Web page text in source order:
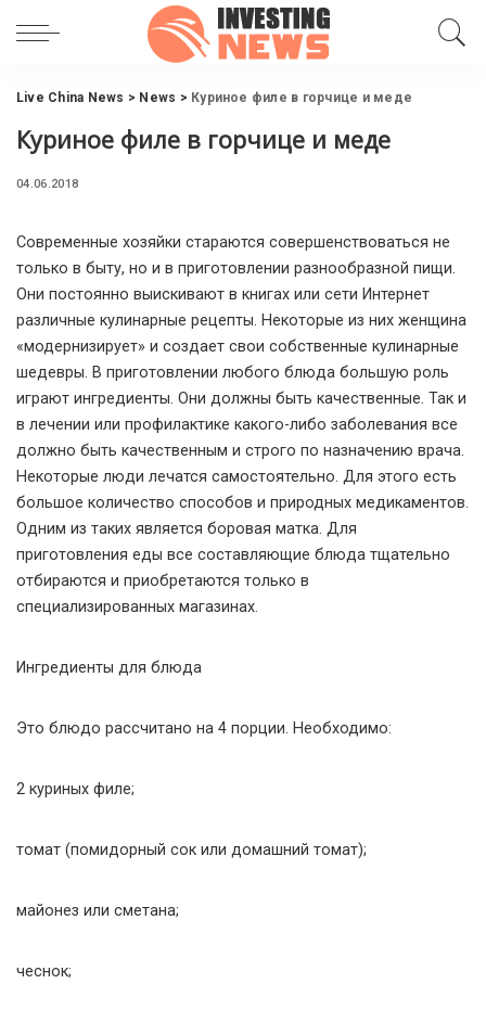
Live China News > News > Куриное филе в горчице и меде
Куриное филе в горчице и меде
04.06.2018
Современные хозяйки стараются совершенствоваться не
только в быту, но и в приготовлении разнообразной пищи.
Они постоянно выискивают в книгах или сети Интернет
различные кулинарные рецепты. Некоторые из них женщина
«модернизирует» и создает свои собственные кулинарные
шедевры. В приготовлении любого блюда большую роль
играют ингредиенты. Они должны быть качественные. Так и
в лечении или профилактике какого-либо заболевания все
должно быть качественным и строго по назначению врача.
Некоторые люди лечатся самостоятельно. Для этого есть
большое количество способов и природных медикаментов.
Одним из таких является боровая матка. Для
приготовления еды все составляющие блюда тщательно
отбираются и приобретаются только в
специализированных магазинах.
Ингредиенты для блюда
Это блюдо рассчитано на 4 порции. Необходимо:
2 куриных филе;
томат (помидорный сок или домашний томат);
майонез или сметана;
чеснок;